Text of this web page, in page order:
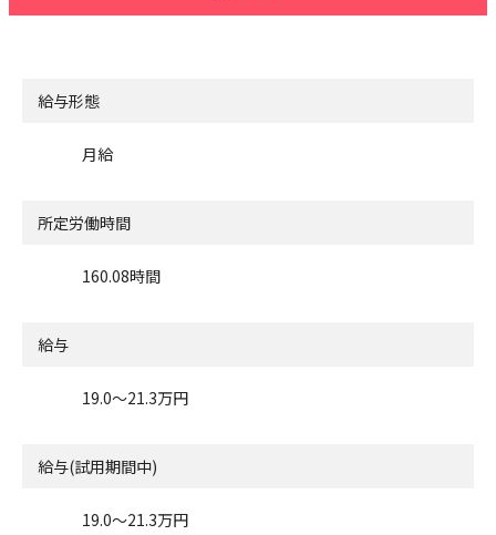
給与形態
月給
所定労働時間
160.08時間
給与
19.0〜21.3万円
給与(試用期間中)
19.0〜21.3万円